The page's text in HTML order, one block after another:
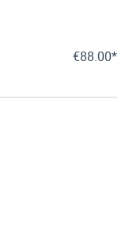
€88.00*